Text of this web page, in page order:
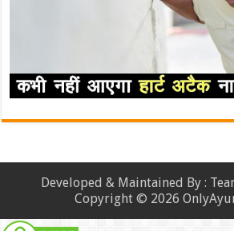
Developed & Maintained By :
Copyright © 2026